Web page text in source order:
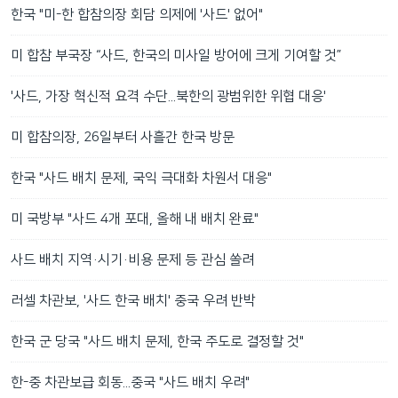
한국 "미-한 합참의장 회담 의제에 '사드' 없어"
미 합참 부국장 “사드, 한국의 미사일 방어에 크게 기여할 것”
'사드, 가장 혁신적 요격 수단...북한의 광범위한 위협 대응'
미 합참의장, 26일부터 사흘간 한국 방문
한국 "사드 배치 문제, 국익 극대화 차원서 대응"
미 국방부 "사드 4개 포대, 올해 내 배치 완료"
사드 배치 지역·시기·비용 문제 등 관심 쏠려
러셀 차관보, '사드 한국 배치' 중국 우려 반박
한국 군 당국 "사드 배치 문제, 한국 주도로 결정할 것"
한-중 차관보급 회동...중국 "사드 배치 우려"